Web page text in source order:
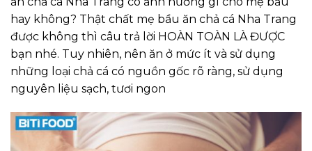
hay không? Thật chất mẹ bầu ăn chả cá Nha Trang
được không thì câu trả lời HOÀN TOÀN LÀ ĐƯỢC
bạn nhé. Tuy nhiên, nên ăn ở mức ít và sử dụng
những loại chả cá có nguồn gốc rõ ràng, sử dụng
nguyên liệu sạch, tươi ngon